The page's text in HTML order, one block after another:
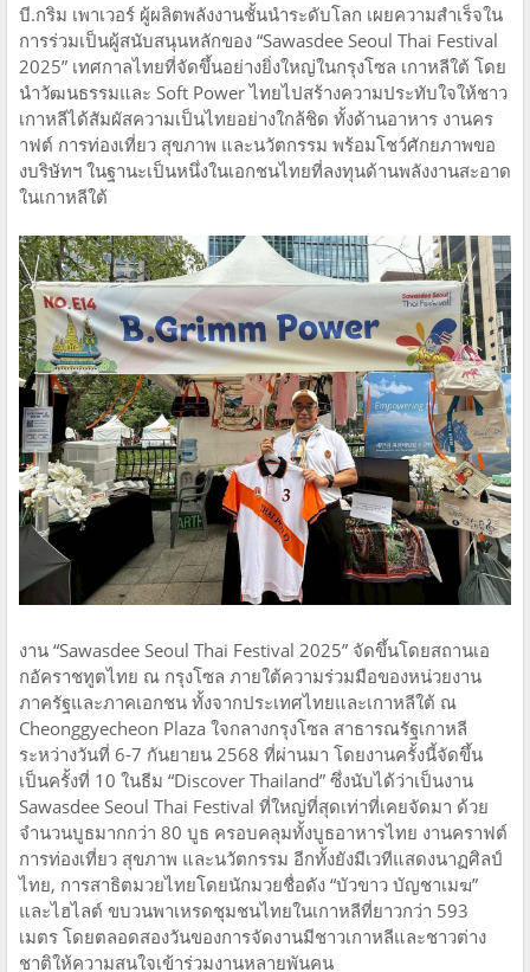
บี.กริม เพาเวอร์ ผู้ผลิตพลังงานชั้นนำระดับโลก เผยความสำเร็จใน
การร่วมเป็นผู้สนับสนุนหลักของ “Sawasdee Seoul Thai Festival
2025” เทศกาลไทยที่จัดขึ้นอย่างยิ่งใหญ่ในกรุงโซล เกาหลีใต้ โดย
นำวัฒนธรรมและ Soft Power ไทยไปสร้างความประทับใจให้ชาว
เกาหลีได้สัมผัสความเป็นไทยอย่างใกล้ชิด ทั้งด้านอาหาร งานคร
าฟต์ การท่องเที่ยว สุขภาพ และนวัตกรรม พร้อมโชว์ศักยภาพขอ
งบริษัทฯ ในฐานะเป็นหนึ่งในเอกชนไทยที่ลงทุนด้านพลังงานสะอาด
ในเกาหลีใต้
งาน “Sawasdee Seoul Thai Festival 2025” จัดขึ้นโดยสถานเอ
กอัคราชทูตไทย ณ กรุงโซล ภายใต้ความร่วมมือของหน่วยงาน
ภาครัฐและภาคเอกชน ทั้งจากประเทศไทยและเกาหลีใต้ ณ
Cheonggyecheon Plaza ใจกลางกรุงโซล สาธารณรัฐเกาหลี
ระหว่างวันที่ 6-7 กันยายน 2568 ที่ผ่านมา โดยงานครั้งนี้จัดขึ้น
เป็นครั้งที่ 10 ในธีม “Discover Thailand” ซึ่งนับได้ว่าเป็นงาน
Sawasdee Seoul Thai Festival ที่ใหญ่ที่สุดเท่าที่เคยจัดมา ด้วย
จำนวนบูธมากกว่า 80 บูธ ครอบคลุมทั้งบูธอาหารไทย งานคราฟต์
การท่องเที่ยว สุขภาพ และนวัตกรรม อีกทั้งยังมีเวทีแสดงนาฏศิลป์
ไทย, การสาธิตมวยไทยโดยนักมวยชื่อดัง “บัวขาว บัญชาเมฆ”
และไฮไลต์ ขบวนพาเหรดชุมชนไทยในเกาหลีที่ยาวกว่า 593
เมตร โดยตลอดสองวันของการจัดงานมีชาวเกาหลีและชาวต่าง
ชาติให้ความสนใจเข้าร่วมงานหลายพันคน